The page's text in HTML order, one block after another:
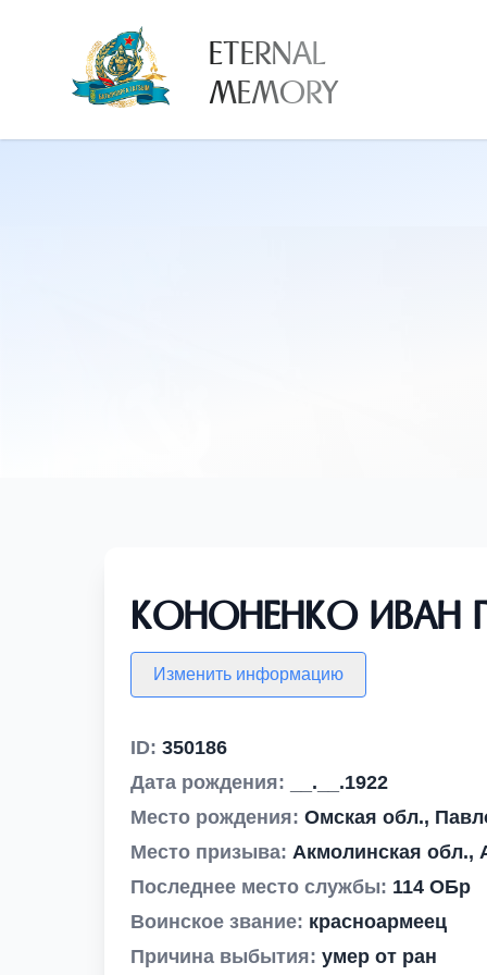
ETERNAL
MEMORY
Кононенко Иван
Изменить информацию
ID: 350186
Дата рождения:
__.__.1922
Место рождения: Омская обл.,
Место призыва: Акмолинская обл.,
Последнее место службы: 114 ОБр
Воинское звание: красноармеец
Причина выбытия: умер от ран